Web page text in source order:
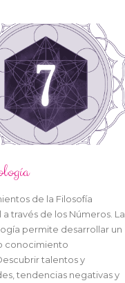
de la Filosofía
a través de los Números. La
permite desarrollar un
conocimiento
talentos y
tendencias negativas y